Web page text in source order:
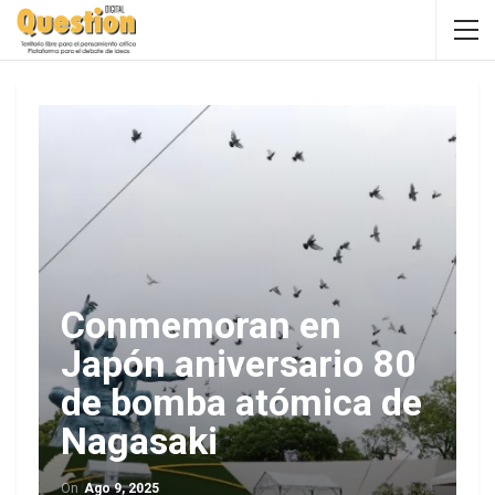
Conmemoran en
Japón aniversario 80
de bomba atómica de
Nagasaki
On Ago 9, 2025